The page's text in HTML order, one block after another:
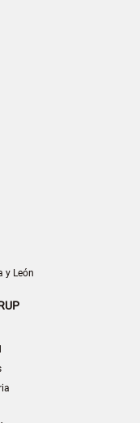
y León